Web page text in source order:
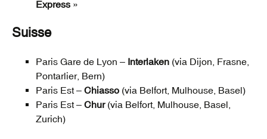
Express »
Suisse
Paris Gare de Lyon – Interlaken (via Dijon, Frasne,
Pontarlier, Bern)
Paris Est – Chiasso (via Belfort, Mulhouse, Basel)
Paris Est – Chur(via Belfort, Mulhouse, Basel,
Zurich)